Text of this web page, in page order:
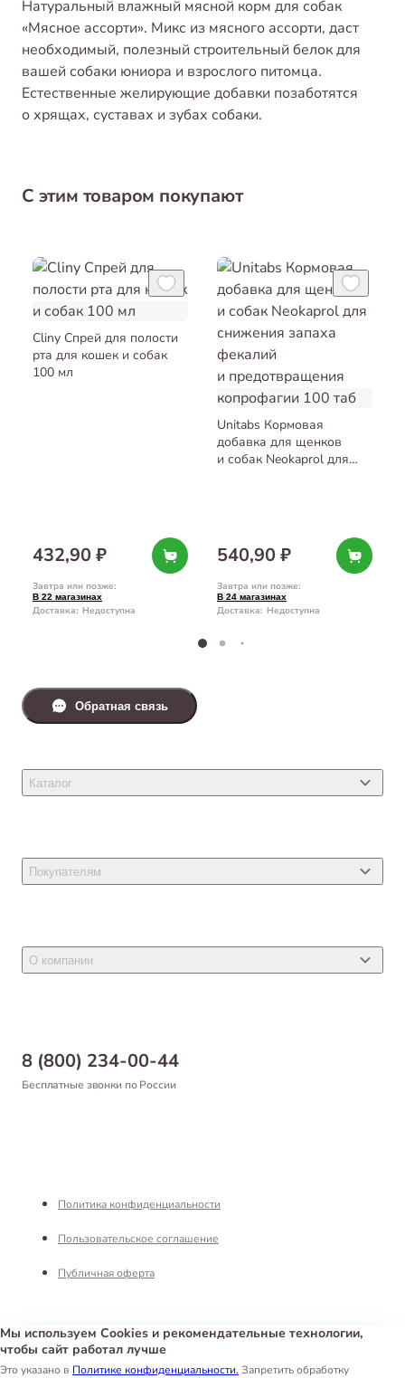
Натуральный влажный мясной корм для собак
«Мясное ассорти». Микс из мясного ассорти, даст
необходимый, полезный строительный белок для
вашей собаки юниора и взрослого питомца.
Естественные желирующие добавки позаботятся
о хрящах, суставах и зубах собаки.
С этим товаром покупают
Cliny Спрей для полости
рта для кошек и собак
100 мл
432,90 ₽
Завтра или позже:
В 22 магазинах
Доставка: Недоступна
Unitabs Кормовая
добавка для щенков
и собак Neokaprol для
540,90 ₽
Завтра или позже:
В 24 магазинах
Доставка: Недоступна
8 (800) 234-00-44
Бесплатные звонки по России
Каталог
Товары для собак
Товары для птиц
Покупателям
Новости
Самовывоз
Оформление заказа
О компании
Благотворительный фонд
Реквизиты
Обратная связь
Интернет-магазин «Белый Кролик»
Политика конфиденциальности
Пользовательское соглашение
Публичная оферта
Мы используем Cookies и рекомендательные технологии,
чтобы сайт работал лучше
Это указано в Политике конфиденциальности. Запретить обработку